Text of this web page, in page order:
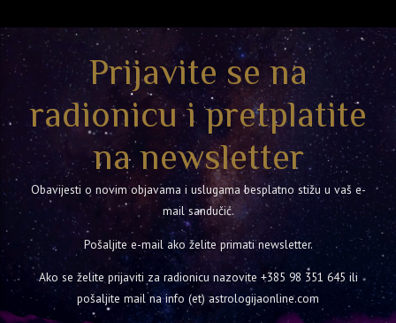
Prijavite se na
radionicu i pretplatite
na newsletter
Obavijesti o novim objavama i uslugama besplatno stižu u vaš e-
mail sandučić.
Pošaljite e-mail ako želite primati newsletter.
Ako se želite prijaviti za radionicu nazovite +385 98 351 645 ili
pošaljite mail na info (et) astrologijaonline.com